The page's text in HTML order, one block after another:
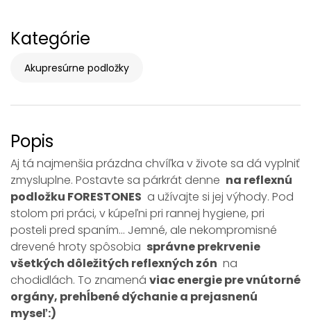
Kategórie
Akupresúrne podložky
Popis
Aj tá najmenšia prázdna chvíľka v živote sa dá vyplniť
zmysluplne. Postavte sa párkrát denne na reflexnú
podložku FORESTONES a užívajte si jej výhody. Pod
stolom pri práci, v kúpeľni pri rannej hygiene, pri
posteli pred spaním... Jemné, ale nekompromisné
drevené hroty spôsobia správne prekrvenie
všetkých dôležitých reflexných zón na
chodidlách. To znamená viac energie pre vnútorné
orgány, prehĺbené dýchanie a prejasnenú
myseľ:)